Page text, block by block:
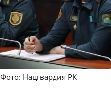
Фото: Нацгвардия РК